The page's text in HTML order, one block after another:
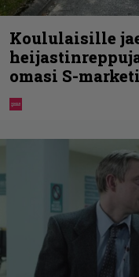
Koululaisille
omasi S-